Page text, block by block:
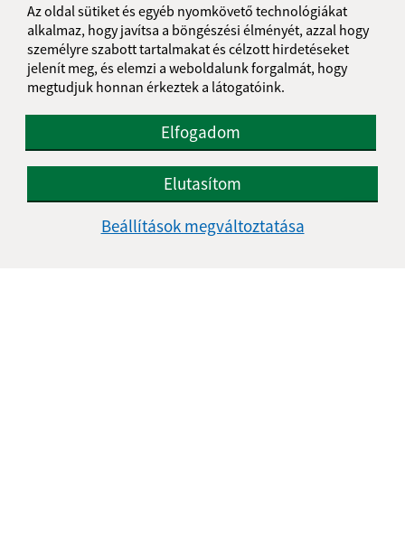
Az oldal sütiket és egyéb nyomkövető technológiákat
alkalmaz, hogy javítsa a böngészési élményét, azzal hogy
személyre szabott tartalmakat és célzott hirdetéseket
jelenít meg, és elemzi a weboldalunk forgalmát, hogy
megtudjuk honnan érkeztek a látogatóink.
Elfogadom
Elutasítom
Beállítások megváltoztatása